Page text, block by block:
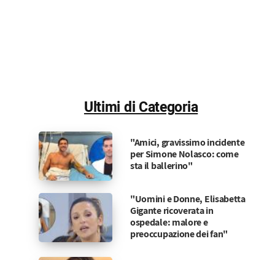
Ultimi di Categoria
"Amici, gravissimo incidente
per Simone Nolasco: come
sta il ballerino"
"Uomini e Donne, Elisabetta
Gigante ricoverata in
ospedale: malore e
preoccupazione dei fan"